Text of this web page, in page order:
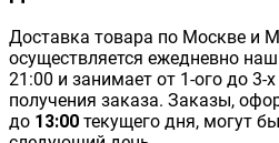
Доставка товара по Москве и
осуществляется ежедневно
21:00 и занимает от 1-ого до 3-
получения заказа. Заказы,
до 13:00 текущего дня, могут